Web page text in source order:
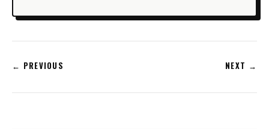
← PREVIOUS NEXT →